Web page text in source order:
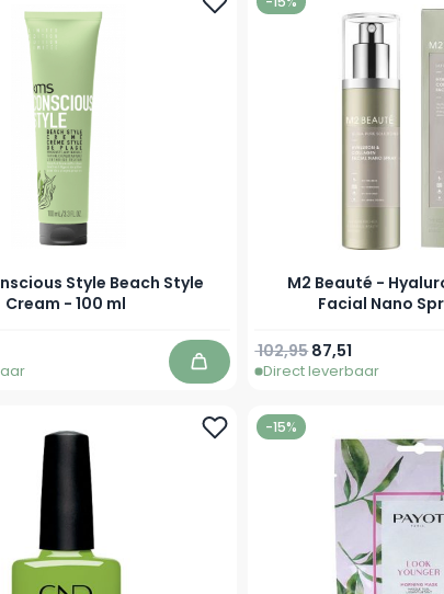
Style Beach Style
Cream - 100 ml
prijs
In winkelwagen
M2 Beauté -
Facial Nano
Speciale prijs
87,51
Normale prijs
102,95
Direct leverbaar
-15%